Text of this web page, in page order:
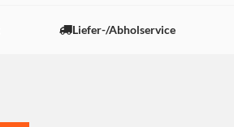
Liefer-/Abholservice